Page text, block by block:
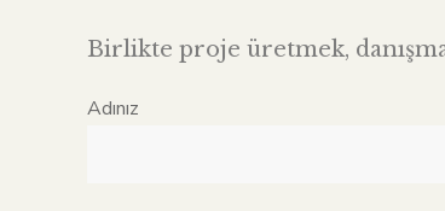
Birlikte proje üretmek,
Adınız